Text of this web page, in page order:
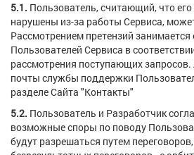
5.1. Пользователь, считающий, что
нарушены из-за работы Сервиса,
Рассмотрением претензий
Пользователей Сервиса в
рассмотрения поступающих запросов.
почты службы поддержки
разделе Сайта "Контакты"
5.2. Пользователь и Разработчик
возможные споры по поводу
будут разрешаться путем